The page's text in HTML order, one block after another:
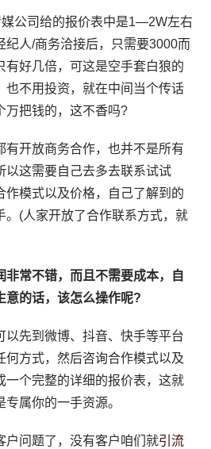
公司给的报价表中是1—2W左右
纪人/商务洽接后，只需要3000而
有好几倍，可这是空手套白狼的
也不用投资，就在中间当个传话
万把钱的，这不香吗?
有开放商务合作，也并不是所有
以这需要自己去多去联系试试
作模式以及价格，自己了解到的
。(人家开放了合作联系方式，就
非常不错，而且不需要成本，自
意的话，该怎么操作呢?
以先到微博、抖音、快手等平台
何方式，然后咨询合作模式以及
一个完整的详细的报价表，这就
属你的一手资源。
户问题了，没有客户咱们就引流